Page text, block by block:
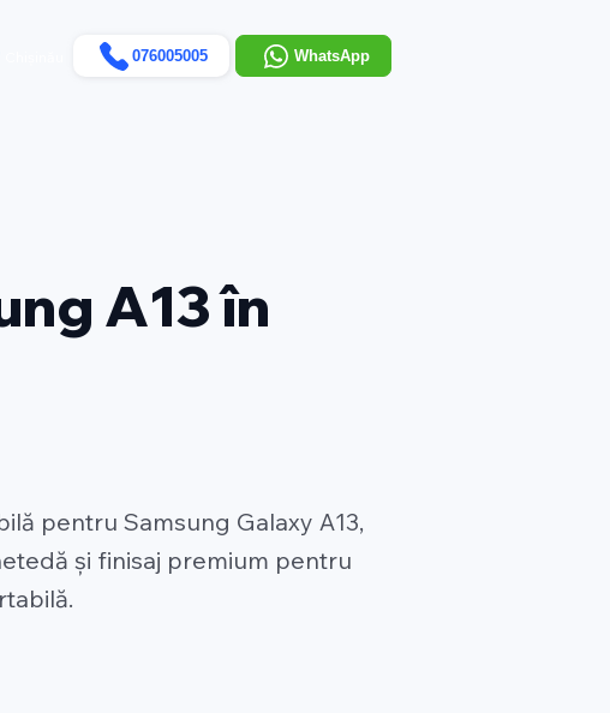
076005005 WhatsApp
A13 în
pentru Samsung Galaxy A13,
și finisaj premium pentru